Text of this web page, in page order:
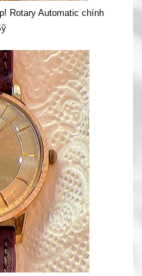
Rotary Automatic chính